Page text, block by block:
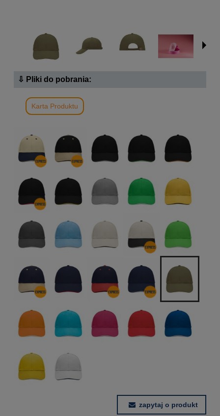
⇩ Pliki do pobrania:
Karta Produktu
zapytaj o produkt